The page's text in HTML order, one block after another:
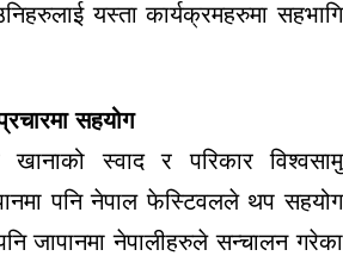
यस्ता कार्यक्रमहरुमा सहभागि
सहयोग
स्वाद र परिकार विश्वसामु
पनि नेपाल फेस्टिवलले थप सहयोग
जापानमा नेपालीहरुले सन्चालन गरेका